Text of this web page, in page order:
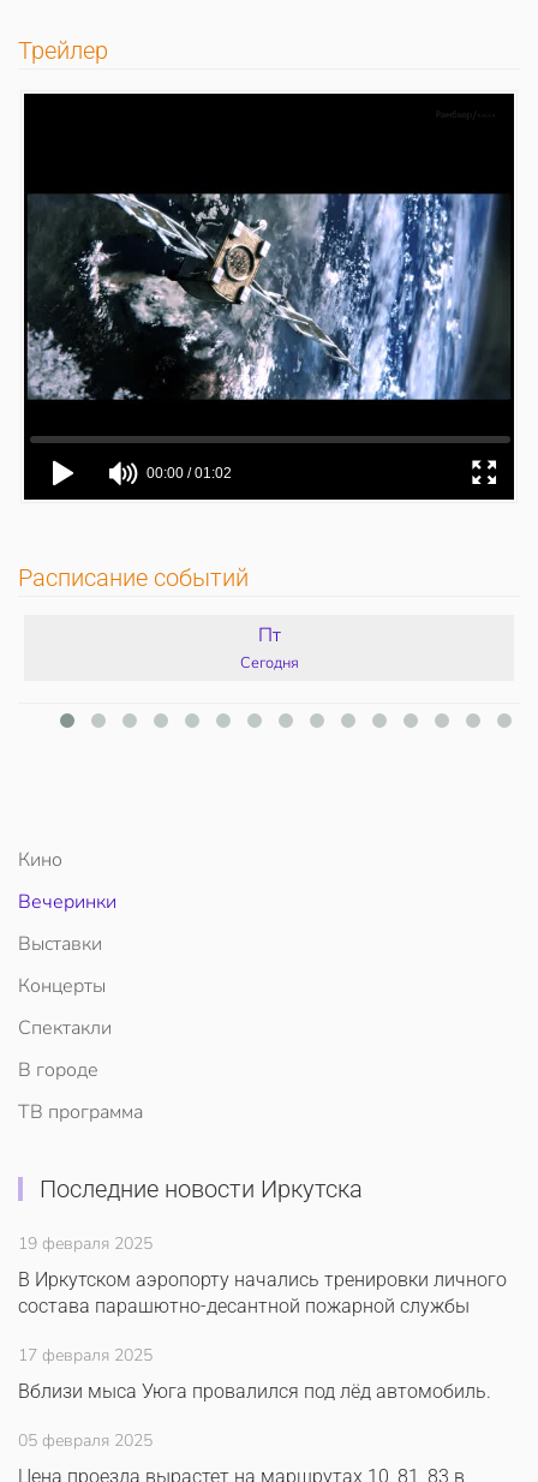
Трейлер
Расписание событий
Пт
Сегодня
Кино
Вечеринки
Выставки
Концерты
Спектакли
В городе
ТВ программа
Последние новости Иркутска
19 февраля 2025
В Иркутском аэропорту начались тренировки личного
состава парашютно-десантной пожарной службы
17 февраля 2025
Вблизи мыса Уюга провалился под лёд автомобиль.
05 февраля 2025
Цена проезда вырастет на маршрутах 10, 81, 83 в